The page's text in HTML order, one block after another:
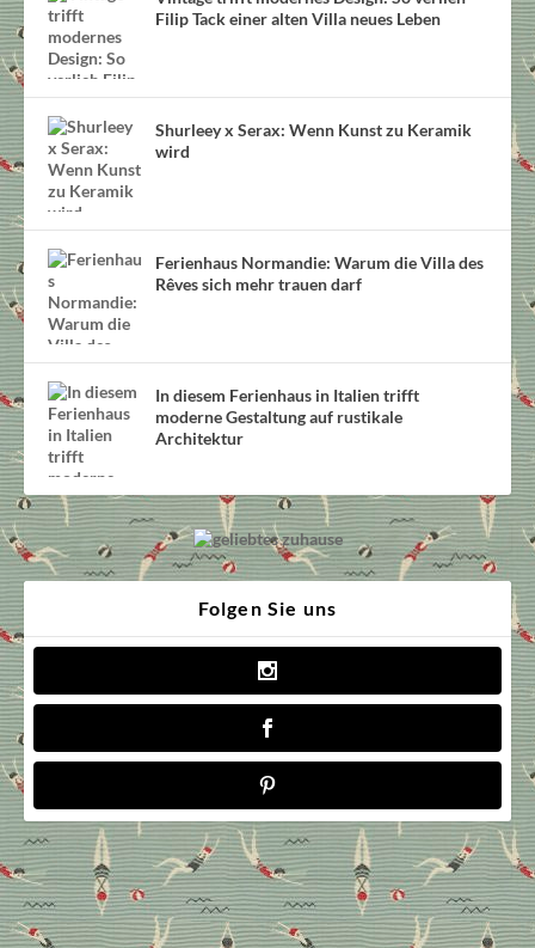
Filip Tack einer alten Villa neues Leben
Shurleey x Serax: Wenn Kunst zu Keramik
wird
Ferienhaus Normandie: Warum die Villa des
Rêves sich mehr trauen darf
In diesem Ferienhaus in Italien trifft
moderne Gestaltung auf rustikale
Architektur
Folgen Sie uns